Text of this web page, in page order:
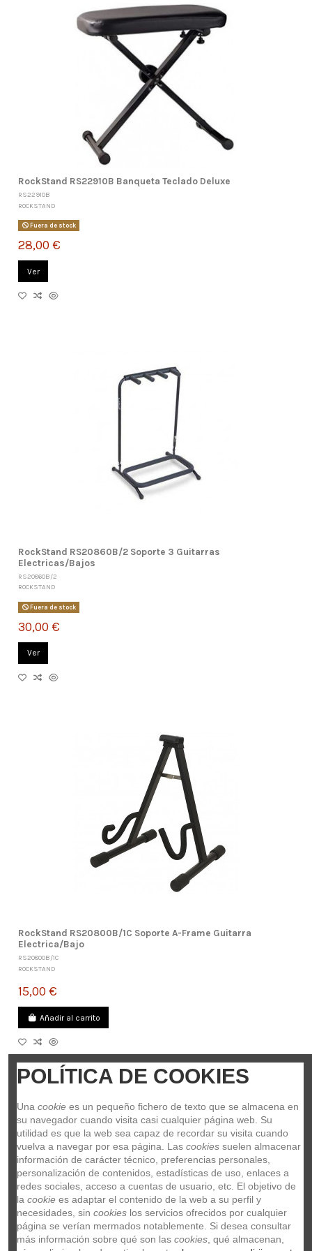
RockStand RS22910B Banqueta Teclado Deluxe
RS22910B
ROCKSTAND
Fuera de stock
28,00 €
Ver
RockStand RS20860B/2 Soporte 3 Guitarras
Electricas/Bajos
RS20860B/2
ROCKSTAND
Fuera de stock
30,00 €
Ver
RockStand RS20800B/1C Soporte A-Frame Guitarra
Electrica/Bajo
RS20800B/1C
ROCKSTAND
15,00 €
Añadir al carrito
POLÍTICA DE COOKIES
Una cookie es un pequeño fichero de texto que se almacena en
su navegador cuando visita casi cualquier página web. Su
utilidad es que la web sea capaz de recordar su visita cuando
vuelva a navegar por esa página. Las cookies suelen almacenar
información de carácter técnico, preferencias personales,
personalización de contenidos, estadísticas de uso, enlaces a
redes sociales, acceso a cuentas de usuario, etc. El objetivo de
la cookie es adaptar el contenido de la web a su perfil y
necesidades, sin cookies los servicios ofrecidos por cualquier
página se verían mermados notablemente. Si desea consultar
más información sobre qué son las cookies , qué almacenan,